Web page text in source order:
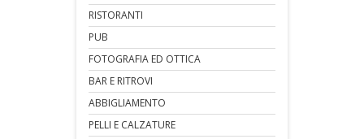
RISTORANTI
PUB
FOTOGRAFIA ED OTTICA
BAR E RITROVI
ABBIGLIAMENTO
PELLI E CALZATURE